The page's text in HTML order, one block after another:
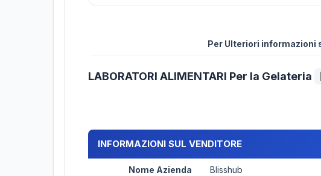
Per Ulteriori informazioni
LABORATORI ALIMENTARI Per la Gelateria
INFORMAZIONI SUL VENDITORE
Nome Azienda Blisshub